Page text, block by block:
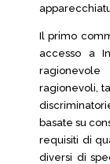
Il primo
accesso a
ragionevole
ragionevoli,
basate su
requisiti di
diversi di